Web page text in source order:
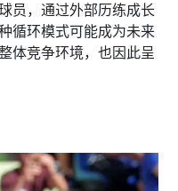
员，通过外部历练成长
循环模式可能成为未来
体竞争环境，也因此呈